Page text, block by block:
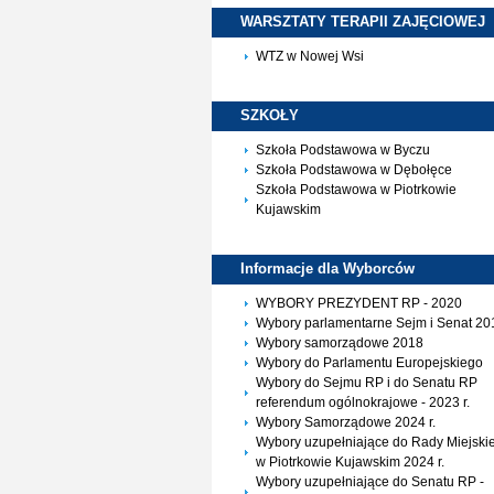
WARSZTATY TERAPII ZAJĘCIOWEJ
WTZ w Nowej Wsi
SZKOŁY
Szkoła Podstawowa w Byczu
Szkoła Podstawowa w Dębołęce
Szkoła Podstawowa w Piotrkowie
Kujawskim
Informacje dla Wyborców
WYBORY PREZYDENT RP - 2020
Wybory parlamentarne Sejm i Senat
Wybory samorządowe 2018
Wybory do Parlamentu Europejskiego
Wybory do Sejmu RP i do Senatu RP
referendum ogólnokrajowe - 2023 r.
Wybory Samorządowe 2024 r.
Wybory uzupełniające do Rady
w Piotrkowie Kujawskim 2024 r.
Wybory uzupełniające do Senatu RP -